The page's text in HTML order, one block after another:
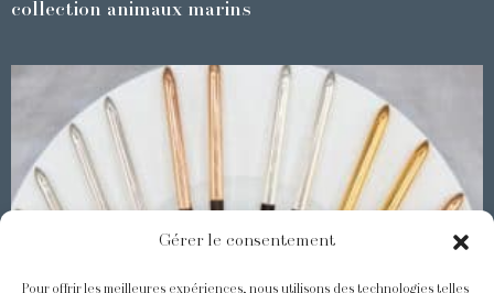
Gérer le consentement
Pour offrir les meilleures expériences, nous utilisons des technologies telles
collection animaux marins